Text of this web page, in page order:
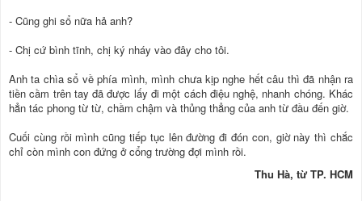
- Cũng ghi sổ nữa hả anh?
- Chị cứ bình tĩnh, chị ký nháy vào đây cho tôi.
Anh ta chìa sổ về phía mình, mình chưa kịp nghe hết câu thì đã nhận ra
tiền cầm trên tay đã được lấy đi một cách điệu nghệ, nhanh chóng. Khác
hẳn tác phong từ từ, chầm chậm và thủng thẳng của anh từ đầu đến giờ.
Cuối cùng rồi mình cũng tiếp tục lên đường đi đón con, giờ này thì chắc
chỉ còn mình con đứng ở cổng trường đợi mình rồi.
Thu Hà, từ TP. HCM